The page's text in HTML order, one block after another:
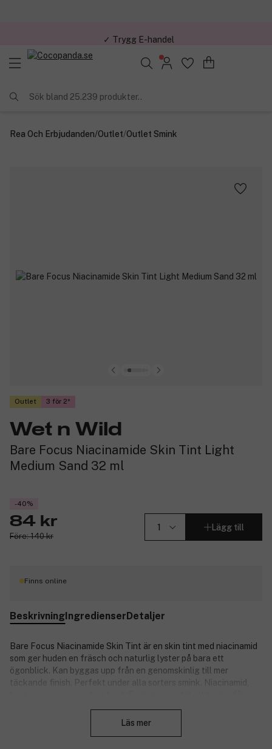
Sök bland 25.239 produkter..
Rea Och Erbjudanden/Outlet/Outlet Smink
Outlet 3 för 2
Wet n Wild
Bare Focus Niacinamide Skin Tint Light
Medium Sand 32 ml
-40%
84 kr
Före: 140 kr
Lägg till
Finns online
BeskrivningIngredienserDetaljer
Bare Focus Niacinamide Skin Tint är en skin tint med niacinamid
som ger huden en fräsch och naturlig lyster på bara ett
ögonblick. Kan byggas upp från en genomskinlig till mer
täckande finish. Perfekt under alla sorters smink. Niacinamid,
Läs mer